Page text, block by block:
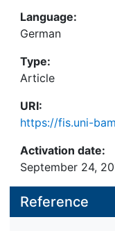
Language:
German
Type:
Article
URI:
https://fis.uni-
Activation date:
September 24,
Reference